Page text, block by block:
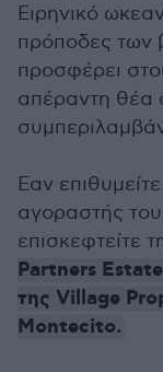
Ειρηνικό
πρόποδες των
προσφέρει
απέραντη θέα
Εαν
αγοραστής
επισκεφτείτε
Partners
της Village
Montecito.